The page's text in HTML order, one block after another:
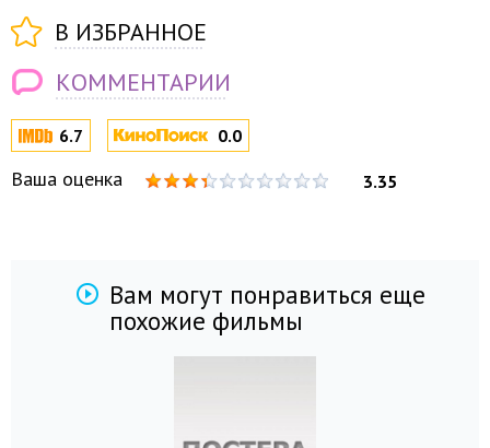
6.7 0.0
Ваша оценка 3.35
В ИЗБРАННОЕ
КОММЕНТАРИИ
Вам могут понравиться еще
похожие фильмы